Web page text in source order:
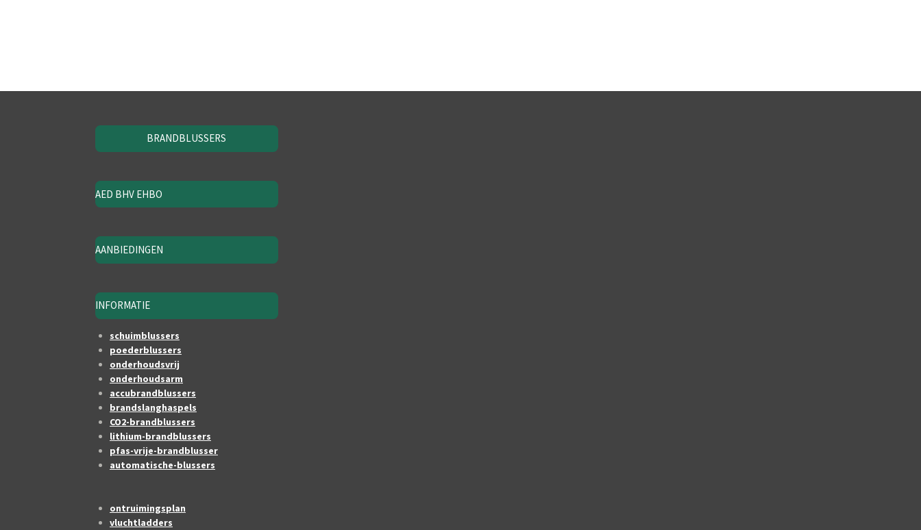
BRANDBLUSSERS
AED BHV EHBO
AANBIEDINGEN
INFORMATIE
schuimblussers
poederblussers
onderhoudsvrij
onderhoudsarm
accubrandblussers
brandslanghaspels
CO2-brandblussers
lithium-brandblussers
pfas-vrije-brandblusser
automatische-blussers
ontruimingsplan
vluchtladders